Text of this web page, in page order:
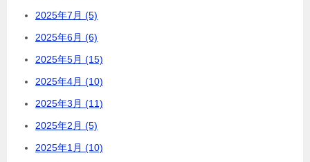
2025年7月 (5)
2025年6月 (6)
2025年5月 (15)
2025年4月 (10)
2025年3月 (11)
2025年2月 (5)
2025年1月 (10)